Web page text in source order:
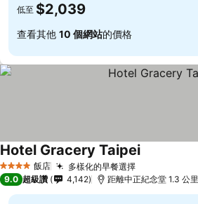
低至 $2,039
查看其他 10 個網站的價格
4 星級 飯店 多樣化的早餐選擇
Hotel Gracery Taipei
9.0 超級讚 4,142 距離中正紀念堂 1.3 公里